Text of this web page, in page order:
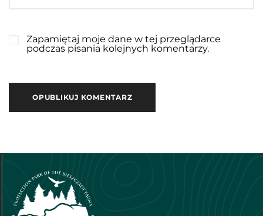
Zapamiętaj moje dane w tej przeglądarce
podczas pisania kolejnych komentarzy.